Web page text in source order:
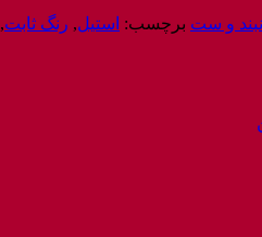
و ست برچسب: استیل, رنگ ثابت,